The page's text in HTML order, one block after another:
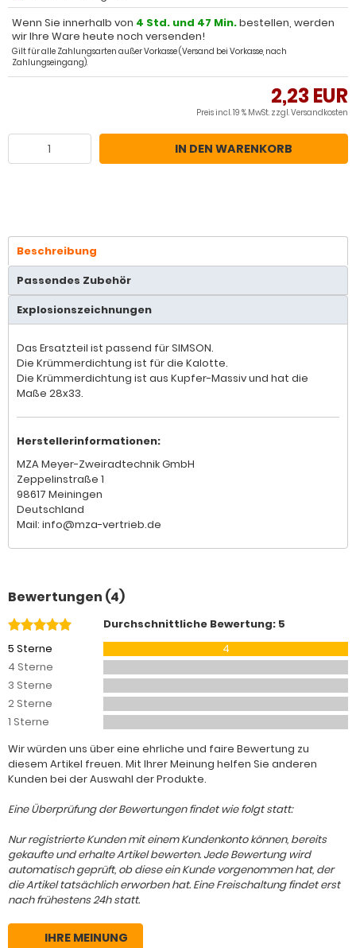
Wenn Sie innerhalb von 4 Std. und 47 Min.bestellen, werden
wir Ihre Ware heute noch versenden!
Gilt für alle Zahlungsarten außer Vorkasse (Versand bei Vorkasse, nach
Zahlungseingang).
2,23 EUR
Preis incl. 19 % MwSt. zzgl.Versandkosten
IN DEN WARENKORB
Beschreibung
Passendes Zubehör
Explosionszeichnungen
Das Ersatzteil ist passend für SIMSON.
Die Krümmerdichtung ist für die Kalotte.
Die Krümmerdichtung ist aus Kupfer-Massiv und hat die
Maße 28x33.
Herstellerinformationen:
MZA Meyer-Zweiradtechnik GmbH
Zeppelinstraße 1
98617 Meiningen
Deutschland
Mail: info@mza-vertrieb.de
Bewertungen (4)
Durchschnittliche Bewertung: 5
5 Sterne
4
4 Sterne
3 Sterne
2 Sterne
1 Sterne
Wir würden uns über eine ehrliche und faire Bewertung zu
diesem Artikel freuen. Mit Ihrer Meinung helfen Sie anderen
Kunden bei der Auswahl der Produkte.
Eine Überprüfung der Bewertungen findet wie folgt statt:
Nur registrierte Kunden mit einem Kundenkonto können, bereits
gekaufte und erhalte Artikel bewerten. Jede Bewertung wird
automatisch geprüft, ob diese ein Kunde vorgenommen hat, der
die Artikel tatsächlich erworben hat. Eine Freischaltung findet erst
nach frühestens 24h statt.
IHRE MEINUNG